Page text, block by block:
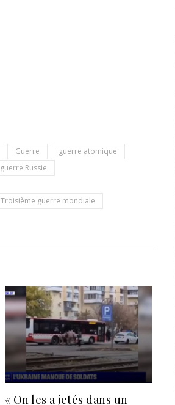
Guerre
guerre atomique
guerre Russie
Troisième guerre mondiale
« On les a jetés dans un